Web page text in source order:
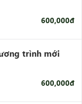
600,000đ
trình mới
600,000đ